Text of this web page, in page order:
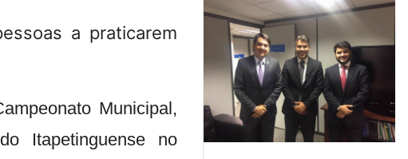
Municipal,
Itapetinguense no